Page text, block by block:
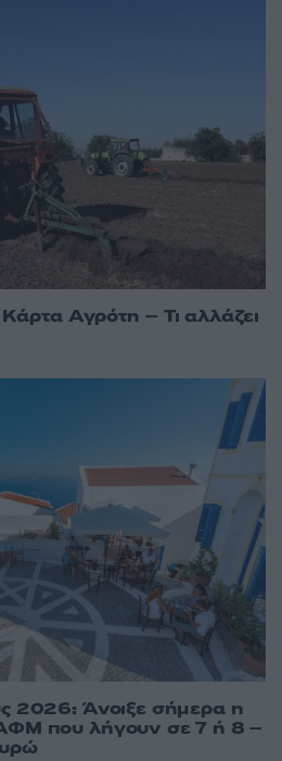
Αγρότη – Τι αλλάζει
2026: Άνοιξε σήμερα η
που λήγουν σε 7 ή 8 –